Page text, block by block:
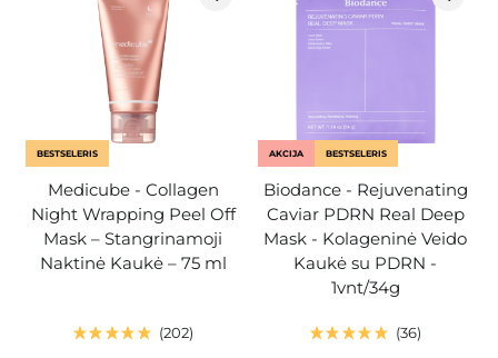
BESTSELERIS
Medicube - Collagen
Night Wrapping Peel Off
Mask – Stangrinamoji
Naktinė Kaukė – 75 ml
202
AKCIJA BESTSELERIS
Biodance - Rejuvenating
Caviar PDRN Real Deep
Mask - Kolageninė Veido
Kaukė su PDRN -
1vnt/34g
36